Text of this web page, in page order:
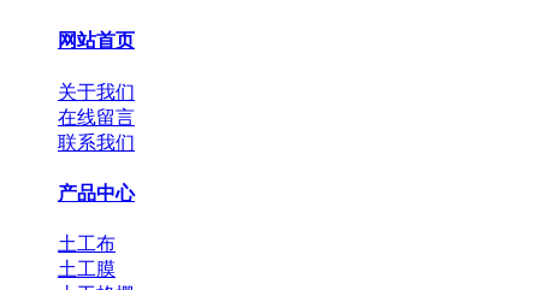
网站首页
关于我们
在线留言
联系我们
产品中心
土工布
土工膜